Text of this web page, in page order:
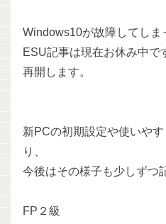
Windows10が故障してしま
ESU記事は現在お休み中で
再開します。
新PCの初期設定や使いや
り、
今後はその様子も少しずつ
FP２級